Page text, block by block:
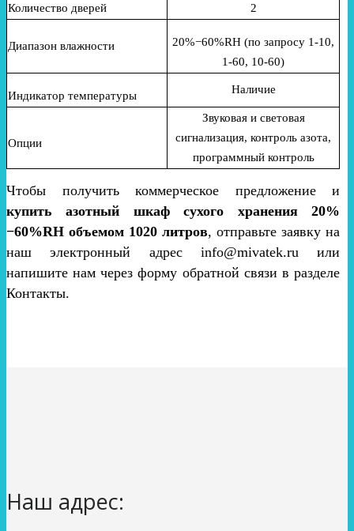
Количество дверей 2
Диапазон влажности
20%−60%RH (по запросу 1-10,
1-60, 10-60)
Индикатор температуры Наличие
Опции
Звуковая и световая
сигнализация, контроль азота,
программный контроль
Чтобы получить коммерческое предложение и
купить азотный шкаф сухого хранения 20%
−60%RH объемом 1020 литров, отправьте заявку на
наш электронный адрес info@mivatek.ru или
напишите нам через форму обратной связи в разделе
Контакты.
Наш адрес: